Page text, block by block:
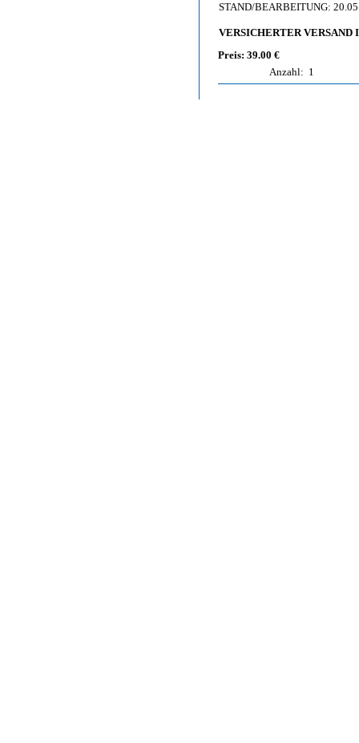
STAND/BEARBEITUNG:
VERSICHERTER
Preis: 39.00 €
Anzahl: 1